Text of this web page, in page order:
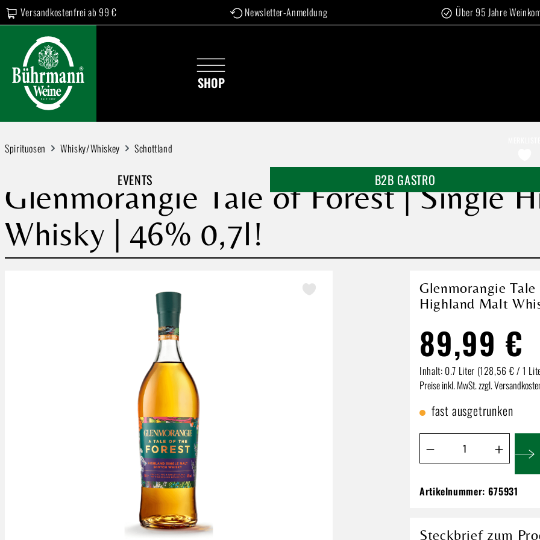
Hauptinhalt springen
Zur Suche springen
Zur Hauptnavigation springen
Versandkostenfrei ab 99 € Newsletter-Anmeldung Über 95 Jahre
SHOP
EVENTS B2B GASTRO
Spirituosen Whisky/Whiskey Schottland
Glenmorangie Tale of Forest | Single
Whisky | 46% 0,7l!
Glenmorangie
Highland Malt
89,99 €
Inhalt: 0.7 Liter (128,56 € / 1
Preise inkl. MwSt. zzgl.
fast ausgetrunken
Produkt Anzahl: Gib
Glenmorangie
Artikelnummer: 675931
Steckbrief zum